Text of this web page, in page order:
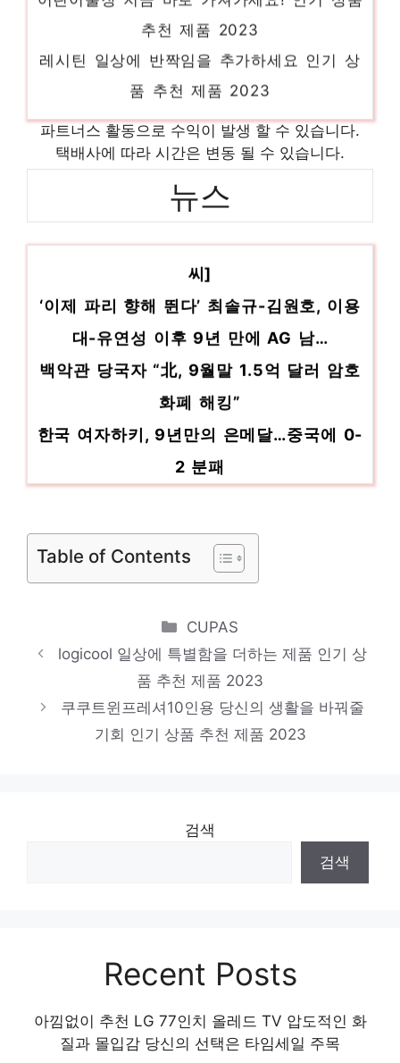
추천 제품 2023
레시틴 일상에 반짝임을 추가하세요 인기 상
품 추천 제품 2023
기 상품 추천 제품 2023
낭만닥터 당신을 더 빛내줄 특별함 인기 상품
추천 제품 2023
품 추천 제품 2023
파트너스 활동으로 수익이 발생 할 수 있습니다.
택배사에 따라 시간은 변동 될 수 있습니다.
뉴스
씨]
‘이제 파리 향해 뛴다’ 최솔규-김원호, 이용
대-유연성 이후 9년 만에 AG 남…
백악관 당국자 “北, 9월말 1.5억 달러 암호
화폐 해킹”
한국 여자하키, 9년만의 은메달…중국에 0-
2 분패
[사전투표] 강서구청장 오전 9시 투표율
美공화 하원의장 후보 9일 이례적 공개토
론…’보수본색’ 대결
9월 외환보유액 4141억달러…세계 9위 수
준
Table of Contents
Categories
CUPAS
logicool 일상에 특별함을 더하는 제품 인기 상
품 추천 제품 2023
쿠쿠트윈프레셔10인용 당신의 생활을 바꿔줄
기회 인기 상품 추천 제품 2023
검색
검색
Recent Posts
아낌없이 추천 LG 77인치 올레드 TV 압도적인 화
질과 몰입감 당신의 선택은 타임세일 주목